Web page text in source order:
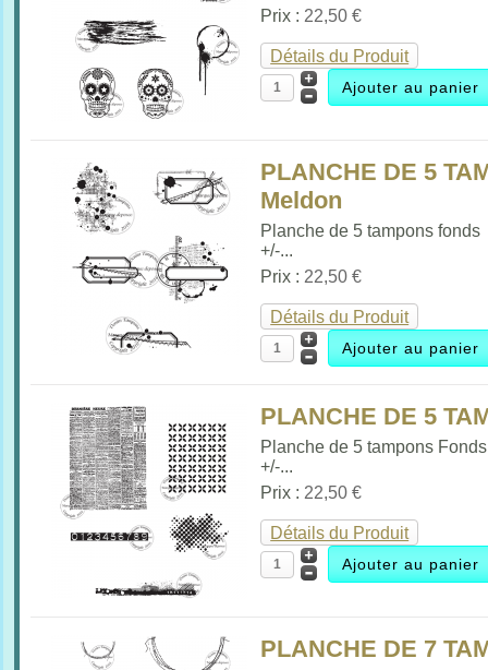
Prix : 22,50 €
Détails du Produit
PLANCHE DE 5
Meldon
Planche de 5 tampons fonds
+/-...
Prix : 22,50 €
Détails du Produit
PLANCHE DE 5
Planche de 5 tampons Fonds
+/-...
Prix : 22,50 €
Détails du Produit
PLANCHE DE 7